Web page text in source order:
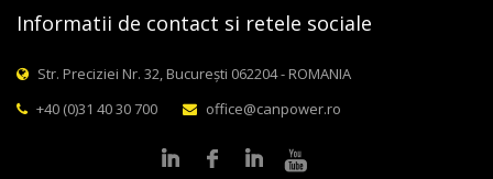
Informatii de contact si retele sociale
Str. Preciziei Nr. 32, București 062204 - ROMANIA
+40 (0)31 40 30 700
office@canpower.ro